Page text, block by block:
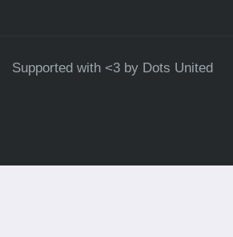
Supported with <3 by Dots United